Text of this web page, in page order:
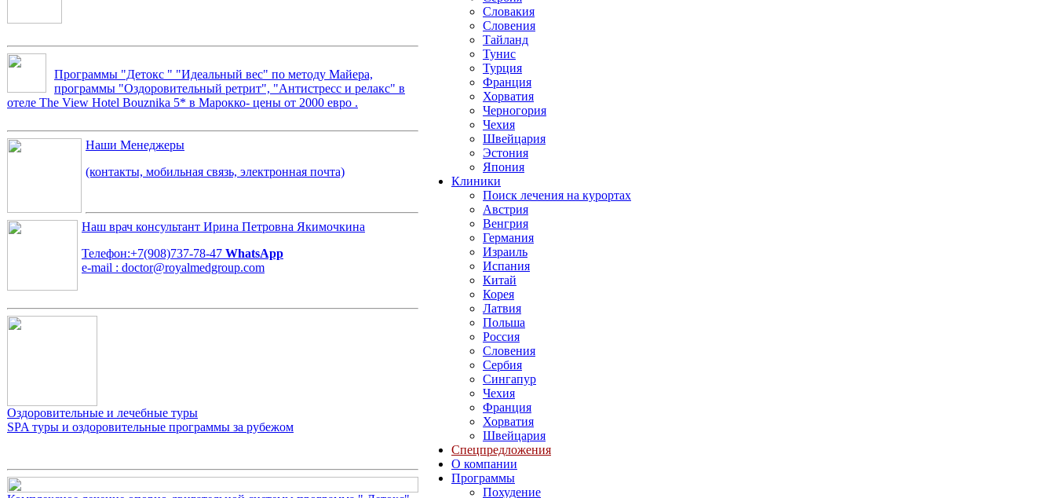
Программы "Детокс " "Идеальный вес" по методу Майера,
программы "Оздоровительный ретрит", "Антистресс и релакс" в
отеле The View Hotel Bouznika 5* в Марокко- цены от 2000 евро .
Наши Менеджеры
(контакты, мобильная связь, электронная почта)
Наш врач консультант Ирина Петровна Якимочкина
Телефон:+7(908)737-78-47 WhatsApp
e-mail : doctor@royalmedgroup.com
Оздоровительные и лечебные туры
SPA туры и оздоровительные программы за рубежом
Словакия
Словения
Тайланд
Тунис
Турция
Франция
Хорватия
Черногория
Чехия
Швейцария
Эстония
Япония
Клиники
Поиск лечения на курортах
Австрия
Венгрия
Германия
Израиль
Испания
Китай
Корея
Латвия
Польша
Россия
Словения
Сербия
Сингапур
Чехия
Франция
Хорватия
Швейцария
Спецпредложения
О компании
Программы
Похудение